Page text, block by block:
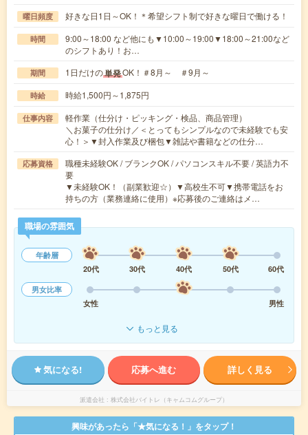
曜日頻度 好きな日1日～OK！＊希望シフト制で好きな曜日で働ける！
時間
9:00～18:00 など他にも▼10:00～19:00▼18:00～21:00など
のシフトあり！お…
期間 1日だけの単発OK！＃8月～ ＃9月～
時給 時給1,500円～1,875円
仕事内容
軽作業（仕分け・ピッキング・検品、商品管理）
＼お菓子の仕分け／＜とってもシンプルなので未経験でも安
心！＞▼封入作業及び梱包▼雑誌や書籍などの仕分…
応募資格
職種未経験OK / ブランクOK / パソコンスキル不要 / 英語力不
要
▼未経験OK！（副業歓迎☆）▼高校生不可▼携帯電話をお
持ちの方（業務連絡に使用）※応募後のご連絡はメ…
職場の雰囲気
年齢層
20代
30代 40代 50代
60代
男女比率
女性
男性
もっと見る
気になる! 応募へ進む 詳しく見る
派遣会社 株式会社バイトレ（キャムコムグループ）
興味があったら「★気になる！」をタップ！